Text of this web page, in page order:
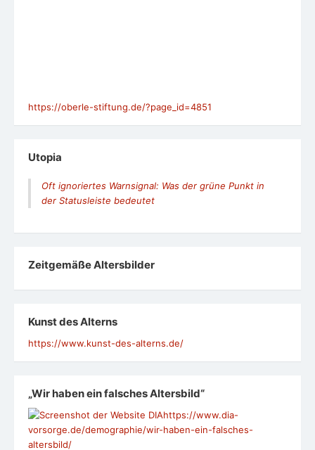
https://oberle-stiftung.de/?page_id=4851
Utopia
Oft ignoriertes Warnsignal: Was der grüne Punkt in
der Statusleiste bedeutet
Zeit­ge­mäße Alters­bil­der
Kunst des Alterns
https://www.kunst-des-alterns.de/
„Wir haben ein falsches Altersbild“
https://www.dia-
vorsorge.de/demographie/wir-haben-ein-falsches-
altersbild/